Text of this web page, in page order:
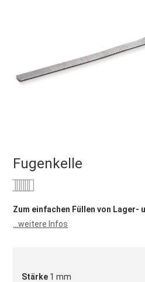
Fugenkelle
Bewertung:
Zum einfachen Füllen von Lager-
...weitere Infos
Stärke 1 mm